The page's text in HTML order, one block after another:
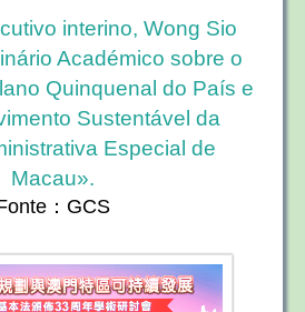
interino, Wong Sio
Académico sobre o
Quinquenal do País e
Sustentável da
Especial de
Macau».
：GCS